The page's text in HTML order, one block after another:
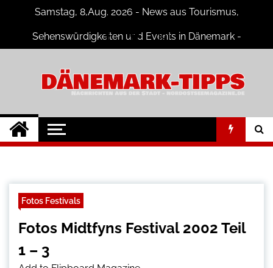
content
Samstag, 8,Aug. 2026 - News aus Tourismus,
Sehenswürdigkeiten und Events in Dänemark -
Dänemark Tipps
Neuigkeiten und Nachrichten in
Dänemark
Fotos Festivals
Fotos Midtfyns Festival 2002 Teil
1 – 3